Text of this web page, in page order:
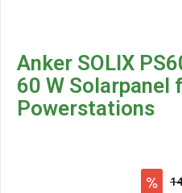
Anker SOLIX
60 W Solarpanel
Powerstations